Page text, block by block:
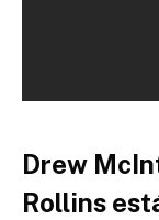
Drew
Rollins